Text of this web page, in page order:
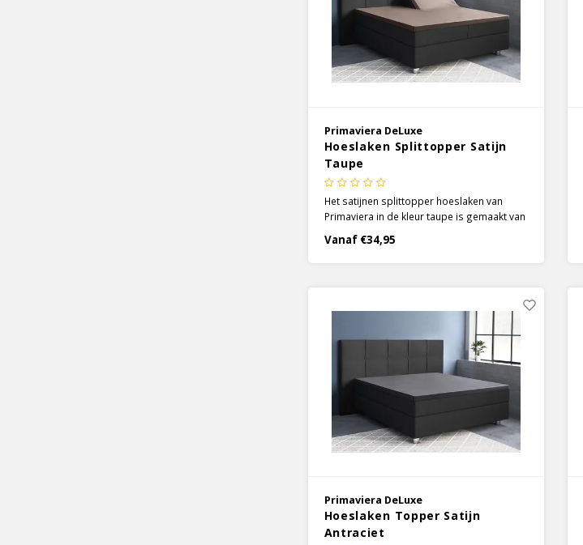
Primaviera DeLuxe
Hoeslaken Splittopper Satijn
Taupe
Het satijnen splittopper hoeslaken van
Primaviera in de kleur taupe is gemaakt van
lang, zodat het hoeslaken moeiteloos
meebeweegt met de individuele
Vanaf €34,95
Primaviera DeLuxe
Hoeslaken Topper Satijn
Antraciet